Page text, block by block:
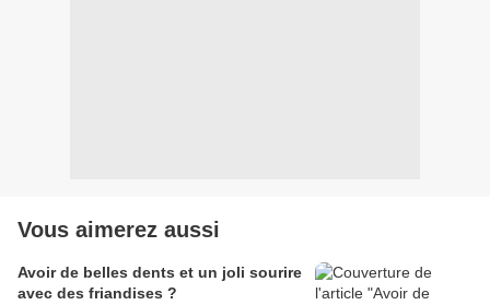
Vous aimerez aussi
Avoir de belles dents et un joli sourire
avec des friandises ?